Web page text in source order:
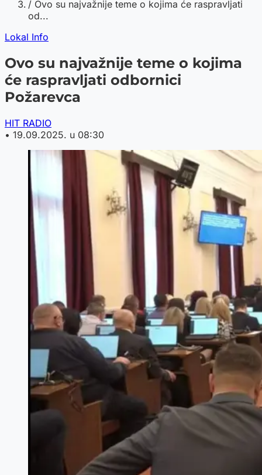
/ Ovo su najvažnije teme o kojima će raspravljati
od...
Lokal Info
Ovo su najvažnije teme o kojima
će raspravljati odbornici
Požarevca
HIT RADIO
• 19.09.2025. u 08:30